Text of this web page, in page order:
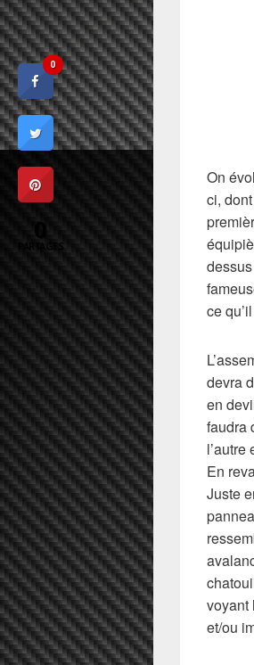
On
ci,
ce
devra
en
faudra
En
Juste
voyant
et/ou
0
0
PARTAGES